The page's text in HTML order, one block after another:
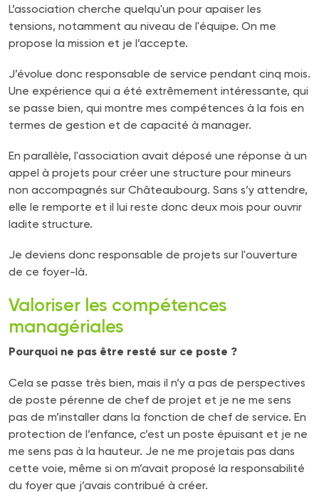
L’association cherche quelqu'un pour apaiser les
tensions, notamment au niveau de l'équipe. On me
propose la mission et je l’accepte.
J’évolue donc responsable de service pendant cinq mois.
Une expérience qui a été extrêmement intéressante, qui
se passe bien, qui montre mes compétences à la fois en
termes de gestion et de capacité à manager.
En parallèle, l'association avait déposé une réponse à un
appel à projets pour créer une structure pour mineurs
non accompagnés sur Châteaubourg. Sans s’y attendre,
elle le remporte et il lui reste donc deux mois pour ouvrir
ladite structure.
Je deviens donc responsable de projets sur l'ouverture
de ce foyer-là.
Valoriser les compétences
managériales
Pourquoi ne pas être resté sur ce poste ?
Cela se passe très bien, mais il n’y a pas de perspectives
de poste pérenne de chef de projet et je ne me sens
pas de m’installer dans la fonction de chef de service. En
protection de l’enfance, c’est un poste épuisant et je ne
me sens pas à la hauteur. Je ne me projetais pas dans
cette voie, même si on m’avait proposé la responsabilité
du foyer que j’avais contribué à créer.